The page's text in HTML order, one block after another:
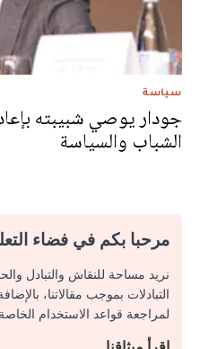
سياسة
جودار يوصي شبيبته
الشباب والسياسة
مرحبا بكم في فضاء
نريد مساحة للنقاش والتبادل
التبادلات بموجب مقالاتنا،
لمراجعة قواعد الاستخدام الخاصة